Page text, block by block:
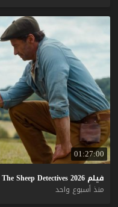
01:27:00
فيلم The Sheep Detectives 2026
منذ أسبوع واحد